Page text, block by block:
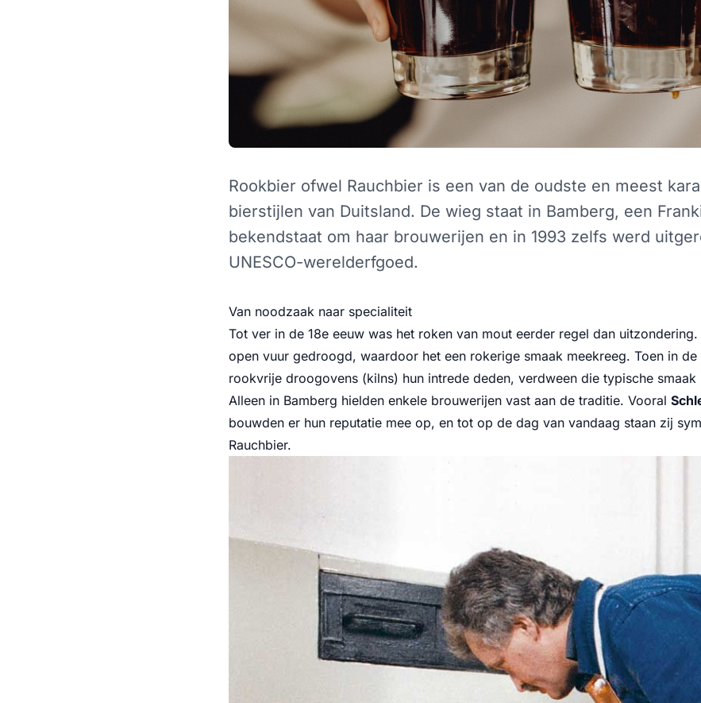
Rookbier ofwel Rauchbier is een van de oudste en meest
bierstijlen van Duitsland. De wieg staat in Bamberg, een
bekendstaat om haar brouwerijen en in 1993 zelfs werd
UNESCO-werelderfgoed.
Van noodzaak naar specialiteit
Tot ver in de 18e eeuw was het roken van mout eerder regel dan
open vuur gedroogd, waardoor het een rokerige smaak meekreeg. Toen in de
rookvrije droogovens (kilns) hun intrede deden, verdween die typische
Alleen in Bamberg hielden enkele brouwerijen vast aan de traditie. Vooral
bouwden er hun reputatie mee op, en tot op de dag van vandaag staan zij
Rauchbier.